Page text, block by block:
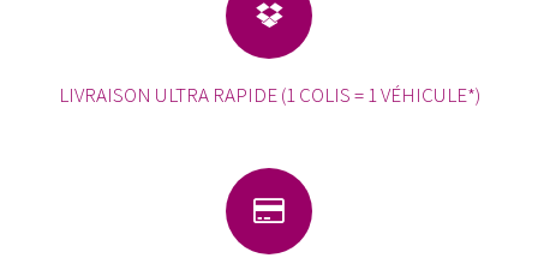
LIVRAISON ULTRA RAPIDE (1 COLIS = 1 VÉHICULE*)